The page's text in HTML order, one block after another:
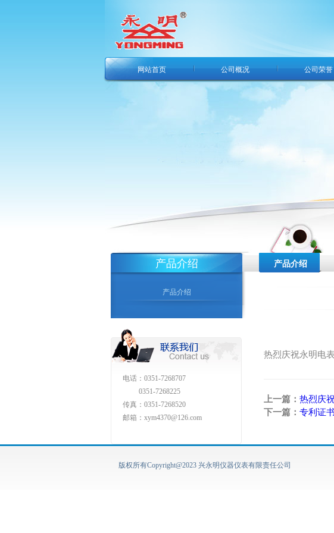
网站首页 公司概况 公司荣誉
产品介绍
产品介绍
电话：0351-7268707
0351-7268225
传真：0351-7268520
邮箱：xym4370@126.com
产品介绍
热烈庆祝永明电
上一篇： 热烈庆
下一篇： 专利证书
版权所有Copyright@2023 兴永明仪器仪表有限责任公司